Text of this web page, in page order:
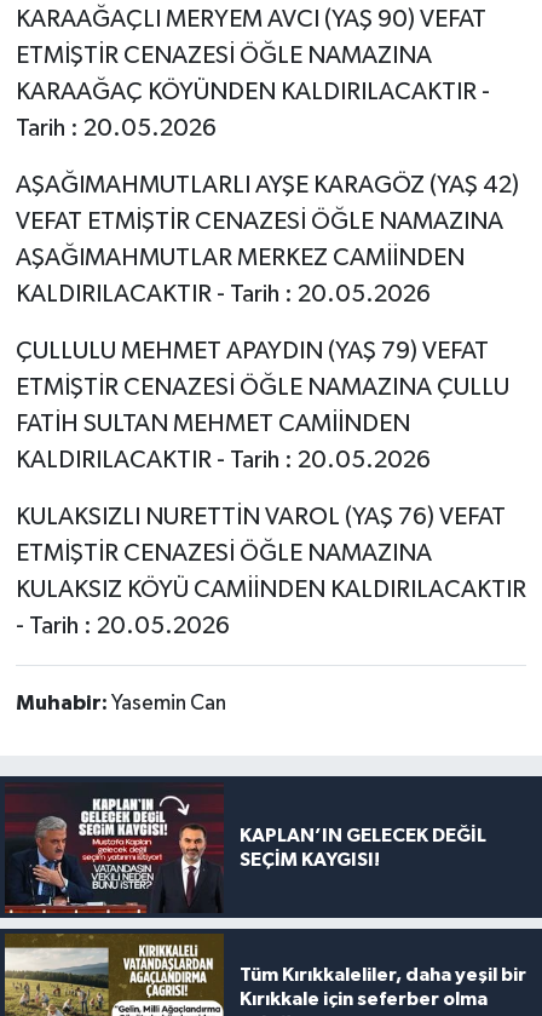
KARAAĞAÇLI MERYEM AVCI (YAŞ 90) VEFAT
ETMİŞTİR CENAZESİ ÖĞLE NAMAZINA
KARAAĞAÇ KÖYÜNDEN KALDIRILACAKTIR -
Tarih : 20.05.2026
AŞAĞIMAHMUTLARLI AYŞE KARAGÖZ (YAŞ 42)
VEFAT ETMİŞTİR CENAZESİ ÖĞLE NAMAZINA
AŞAĞIMAHMUTLAR MERKEZ CAMİİNDEN
KALDIRILACAKTIR - Tarih : 20.05.2026
ÇULLULU MEHMET APAYDIN (YAŞ 79) VEFAT
ETMİŞTİR CENAZESİ ÖĞLE NAMAZINA ÇULLU
FATİH SULTAN MEHMET CAMİİNDEN
KALDIRILACAKTIR - Tarih : 20.05.2026
KULAKSIZLI NURETTİN VAROL (YAŞ 76) VEFAT
ETMİŞTİR CENAZESİ ÖĞLE NAMAZINA
KULAKSIZ KÖYÜ CAMİİNDEN KALDIRILACAKTIR
- Tarih : 20.05.2026
Muhabir: Yasemin Can
KAPLAN’IN GELECEK DEĞİL
SEÇİM KAYGISI!
Tüm Kırıkkaleliler, daha yeşil bir
Kırıkkale için seferber olma